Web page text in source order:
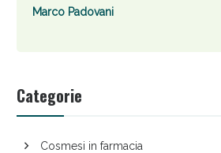
Categorie
Cosmesi in farmacia
Marco Padovani